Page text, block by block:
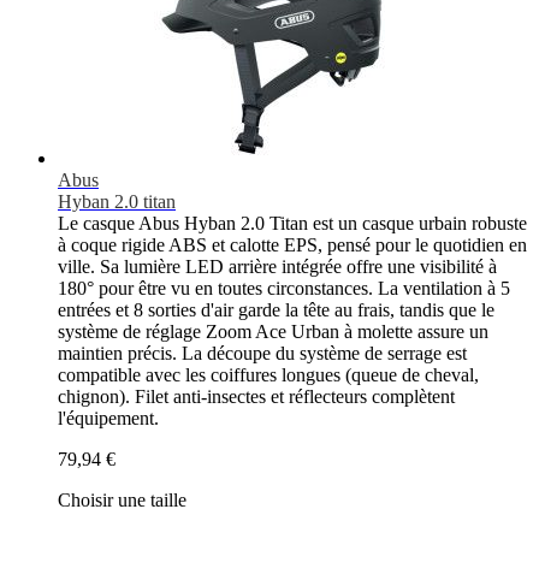
Abus
Hyban 2.0 titan
Le casque Abus Hyban 2.0 Titan est un casque urbain robuste
à coque rigide ABS et calotte EPS, pensé pour le quotidien en
ville. Sa lumière LED arrière intégrée offre une visibilité à
180° pour être vu en toutes circonstances. La ventilation à 5
entrées et 8 sorties d'air garde la tête au frais, tandis que le
système de réglage Zoom Ace Urban à molette assure un
maintien précis. La découpe du système de serrage est
compatible avec les coiffures longues (queue de cheval,
chignon). Filet anti-insectes et réflecteurs complètent
l'équipement.
79,94 €
Choisir une taille